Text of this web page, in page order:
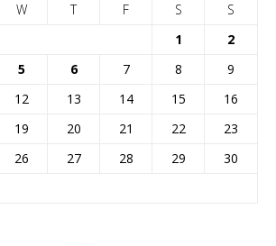
W T F S
S
1
2
5 6 7 8
9
12 13 14 15
16
19 20 21 22
23
26 27 28 29
30